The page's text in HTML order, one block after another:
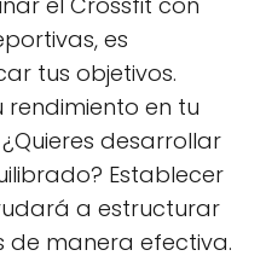
es
tus objetivos.
rendimiento en tu
desarrollar
Establecer
a estructurar
de manera efectiva.